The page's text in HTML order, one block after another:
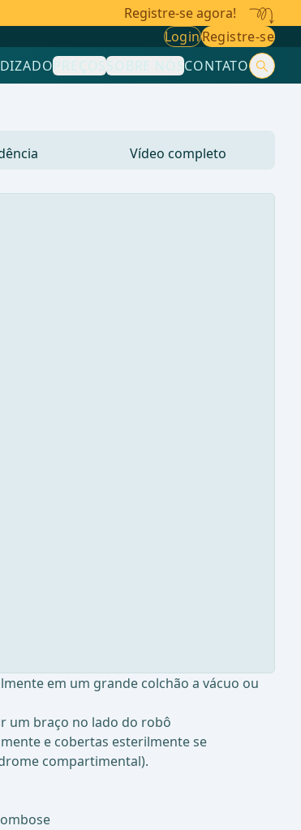
Registre-se agora!
LoginRegistre-se
PREÇOSSOBRE NÓSCONTATO
Vídeo completo
em um grande colchão a vácuo ou
um braço no lado do robô
e cobertas esterilmente se
compartimental).